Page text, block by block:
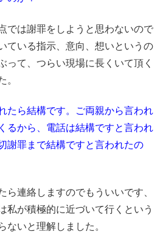
は謝罪をしようと思わないので
ている指示、意向、想いというの
って、つらい現場に長くいて頂く
。
たら結構です。ご両親から言われ
るから、電話は結構ですと言われ
謝罪まで結構ですと言われたの
連絡しますのでもういいです、
私が積極的に近づいて行くという
ないと理解しました。